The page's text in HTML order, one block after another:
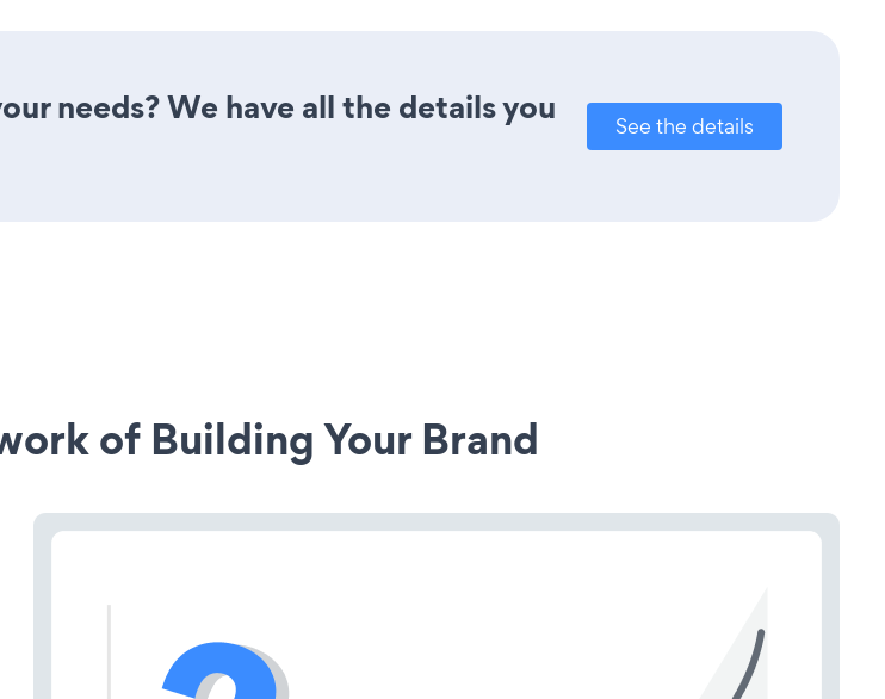
needs? We have all the details you
See the details
of Building Your Brand